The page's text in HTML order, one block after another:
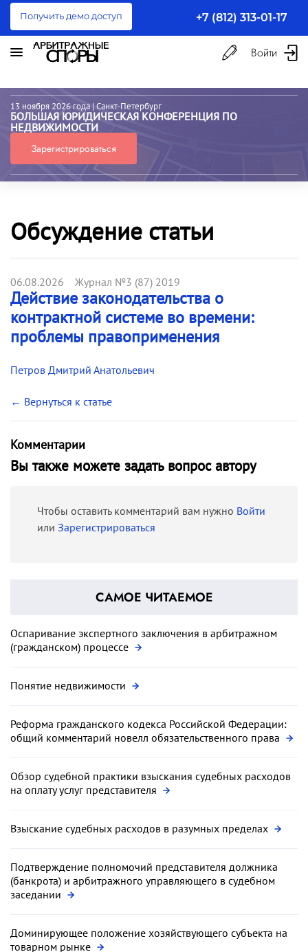
Получить демо доступ +7 (812) 313-01-17
Войти
13 ноября 2026 года | Санкт-Петербург
БОЛЬШАЯ ЮРИДИЧЕСКАЯ КОНФЕРЕНЦИЯ ПО
НЕДВИЖИМОСТИ
Зарегистрироваться
Обсуждение статьи
06.08.2026 Журнал №3 (87) 2019
Действие законодательства о
контрактной системе во времени:
проблемы правоприменения
Петров Дмитрий Анатольевич
← Вернуться к статье
Комментарии
Вы также можете задать вопрос автору
Чтобы оставить комментарий вам нужно Войти
или Зарегистрироваться
САМОЕ ЧИТАЕМОЕ
Оспаривание экспертного заключения в арбитражном
(гражданском) процессе
Понятие недвижимости
Реформа гражданского кодекса Российской Федерации:
общий комментарий новелл обязательственного права
Обзор судебной практики взыскания судебных расходов
на оплату услуг представителя
Взыскание судебных расходов в разумных пределах
Подтверждение полномочий представителя должника
(банкрота) и арбитражного управляющего в судебном
заседании
Доминирующее положение хозяйствующего субъекта на
товарном рынке